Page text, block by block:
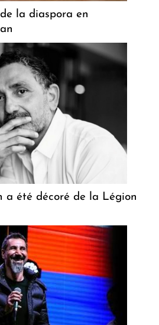
la diaspora en
a été décoré de la Légion